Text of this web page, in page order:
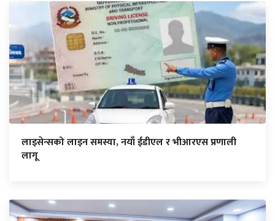
लाइसेन्सको लाइन समस्या, नयाँ ईडीएल र भीआरएस प्रणाली
लागू